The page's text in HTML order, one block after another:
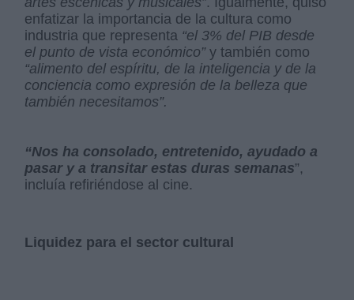
enfatizar la importancia de la cultura como
industria que representa “el 3% del PIB desde
el punto de vista económico”y también como
“alimento del espíritu, de la inteligencia y de la
conciencia como expresión de la belleza que
también necesitamos”.
“Nos ha consolado, entretenido, ayudado a
pasar y a transitar estas duras semanas”,
incluía refiriéndose al cine.
Liquidez para el sector cultural